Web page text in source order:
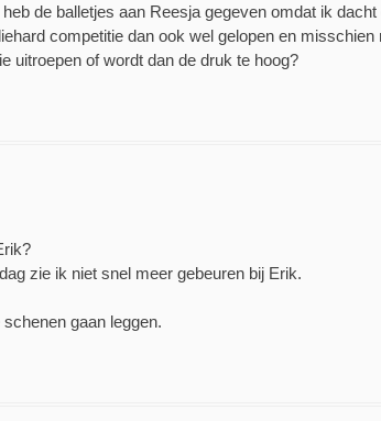
de balletjes aan Reesja gegeven omdat ik
competitie dan ook wel gelopen en
uitroepen of wordt dan de druk te hoog?
zie ik niet snel meer gebeuren bij Erik.
gaan leggen.